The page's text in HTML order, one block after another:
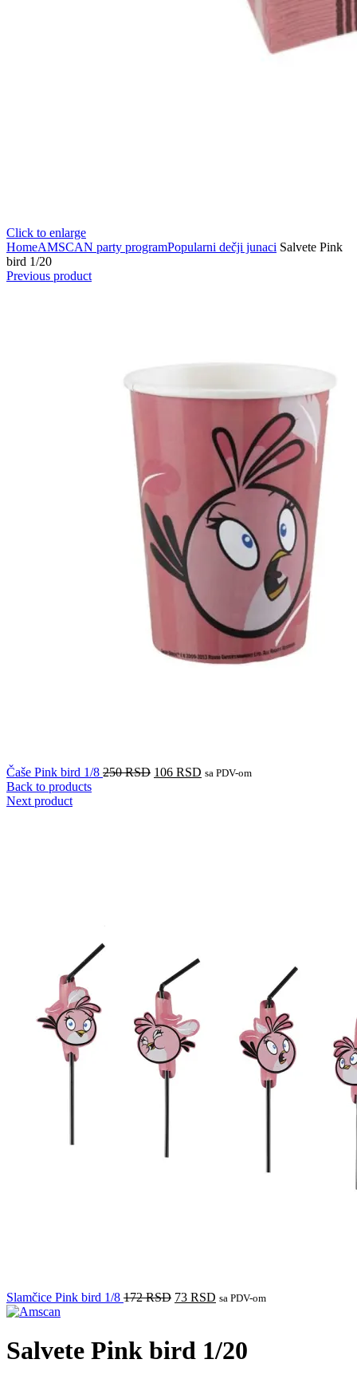
Click to enlarge
HomeAMSCAN party programPopularni dečji junaci Salvete Pink
bird 1/20
Previous product
Čaše Pink bird 1/8 250RSD 106 RSD sa PDV-om
Back to products
Next product
Slamčice Pink bird 1/8 172RSD 73 RSD sa PDV-om
Salvete Pink bird 1/20